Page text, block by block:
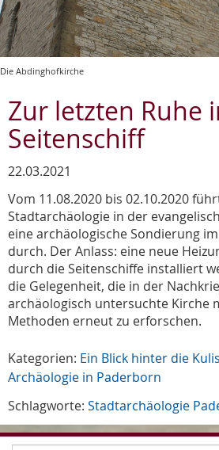
Die Abdinghofkirche
Zur letzten Ruhe
Seitenschiff
22.03.2021
Vom 11.08.2020 bis 02.10.2020
Stadtarchäologie in der
eine archäologische Sondierung
durch. Der Anlass: eine neue
durch die Seitenschiffe installiert
die Gelegenheit, die in der
archäologisch untersuchte Kirche
Methoden erneut zu erforschen.
Kategorien: Ein Blick hinter die
Archäologie in Paderborn
Schlagworte: Stadtarchäologie